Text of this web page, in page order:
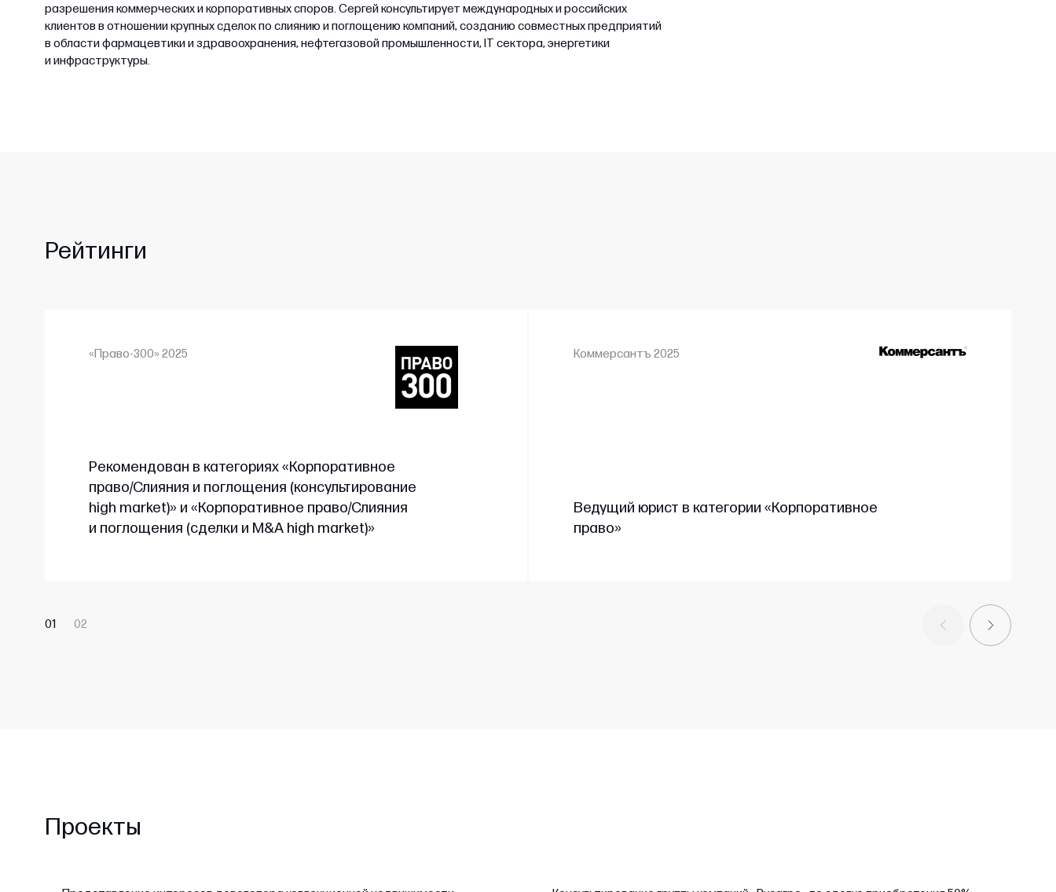
разрешения коммерческих и корпоративных споров. Сергей консультирует международных и российских
клиентов в отношении крупных сделок по слиянию и поглощению компаний, созданию совместных предприятий
в области фармацевтики и здравоохранения, нефтегазовой промышленности, IT сектора, энергетики
и инфраструктуры.
Рейтинги
«Право-300» 2025
Рекомендован в категориях «Корпоративное
право/Слияния и поглощения (консультирование
high market)» и «Корпоративное право/Слияния
и поглощения (сделки и M&A high market)»
Коммерсантъ 2025
Ведущий юрист в категории «Корпоративное
право»
01 02
Проекты